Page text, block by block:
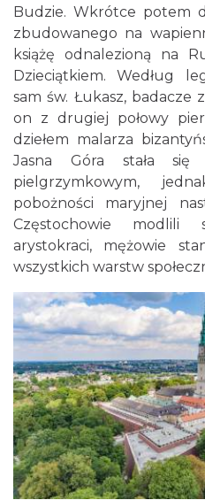
Budzie. Wkrótce potem
zbudowanego na
książę odnalezioną na
Dzieciątkiem. Według
sam św. Łukasz, badacze
on z drugiej połowy
dziełem malarza
Jasna Góra stała się
pielgrzymkowym,
pobożności maryjnej
Częstochowie modlili
arystokraci, mężowie
wszystkich warstw